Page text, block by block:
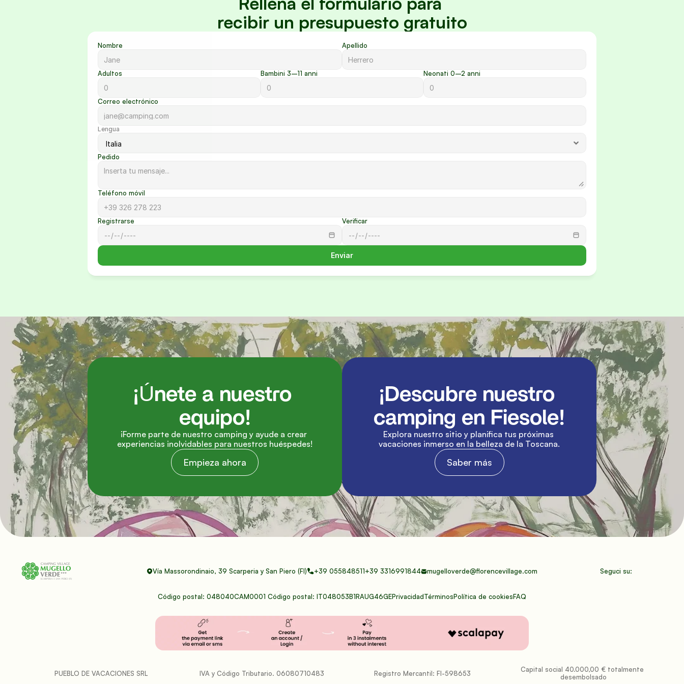
recibir un presupuesto gratuito
Nombre Apellido
Adultos Bambini 3–11 anni Neonati 0–2 anni
Correo electrónico
Lengua
Pedido
Teléfono móvil
Registrarse Verificar
Enviar
¡Únete a nuestro
equipo!
¡Forme parte de nuestro camping y ayude a crear
experiencias inolvidables para nuestros huéspedes!
Empieza ahora
¡Descubre nuestro
camping en Fiesole!
Explora nuestro sitio y planifica tus próximas
vacaciones inmerso en la belleza de la Toscana.
Saber más
Vía Massorondinaio, 39 Scarperia y San Piero (FI) +39 055848511+39 3316991844 mugelloverde@florencevillage.com Seguci su:
Código postal: 048040CAM0001 Código postal: IT048053B1RAUG46GEPrivacidadTérminosPolítica de cookiesFAQ
PUEBLO DE VACACIONES SRL IVA y Código Tributario. 06080710483 Registro Mercantil: FI-598653
Capital social 40.000,00 € totalmente
desembolsado